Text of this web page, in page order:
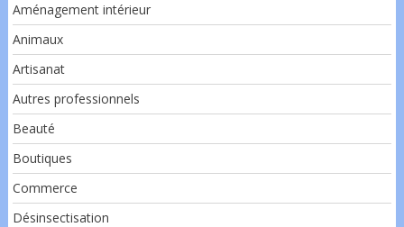
Aménagement intérieur
Animaux
Artisanat
Autres professionnels
Beauté
Boutiques
Commerce
Désinsectisation